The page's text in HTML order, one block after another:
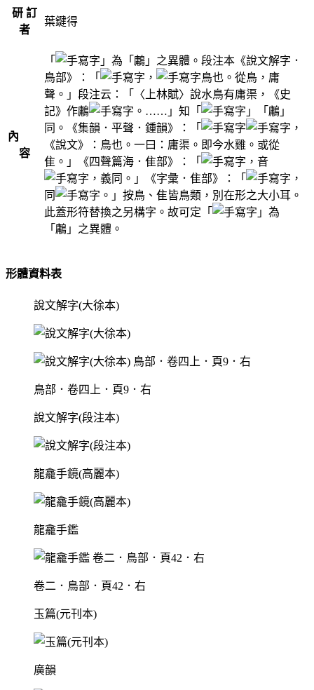
研 訂
者
葉鍵得
內
容
「
」為「鷛」之異體。段注本《說文解字．
鳥部》：「
，
鳥也。從鳥，庸
聲。」段注云：「〈上林賦〉說水鳥有庸渠，《史
記》作鷛
。……」知「
」「鷛」
同。《集韻．平聲．鍾韻》：「
，
《說文》：鳥也。一曰：庸渠。即今水雞。或從
隹。」《四聲篇海．隹部》：「
，音
，義同。」《字彙．隹部》：「
，
同
。」按鳥、隹皆鳥類，別在形之大小耳。
此蓋形符替換之另構字。故可定「
」為
「鷛」之異體。
形體資料表
說文解字(大徐本)
鳥部．卷四上．頁9．右
說文解字(段注本)
龍龕手鏡(高麗本)
龍龕手鑑
卷二．鳥部．頁42．右
玉篇(元刊本)
廣韻